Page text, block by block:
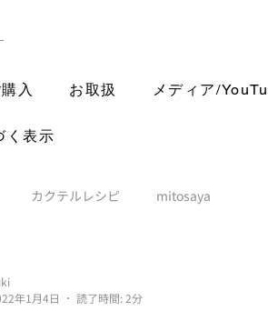
入 お取扱 メディア/
く表示
カクテルレシピ mitosaya
年1月4日
読了時間: 2分